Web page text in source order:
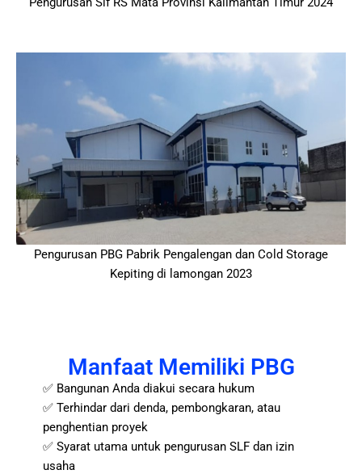
Pengurusan PBG Pabrik Pengalengan dan Cold Storage
Kepiting di lamongan 2023
Manfaat Memiliki PBG
✅ Bangunan Anda diakui secara hukum
✅ Terhindar dari denda, pembongkaran, atau
penghentian proyek
✅ Syarat utama untuk pengurusan SLF dan izin
usaha